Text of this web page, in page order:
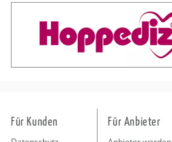
Für Kunden Für Anbieter